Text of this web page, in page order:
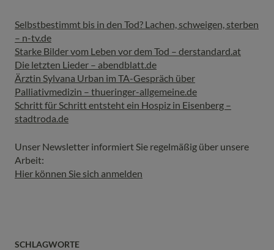
Selbstbestimmt bis in den Tod? Lachen, schweigen, sterben
– n-tv.de
Starke Bilder vom Leben vor dem Tod – derstandard.at
Die letzten Lieder – abendblatt.de
Ärztin Sylvana Urban im TA-Gespräch über
Palliativmedizin – thueringer-allgemeine.de
Schritt für Schritt entsteht ein Hospiz in Eisenberg –
stadtroda.de
Unser Newsletter informiert Sie regelmäßig über unsere
Arbeit:
Hier können Sie sich anmelden
SCHLAGWORTE